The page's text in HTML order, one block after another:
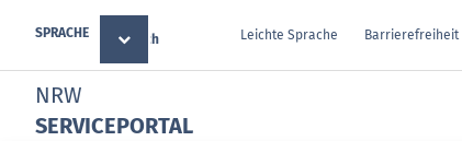
SPRACHE Deutsch Leichte Sprache Barrierefreiheit
NRW
SERVICEPORTAL